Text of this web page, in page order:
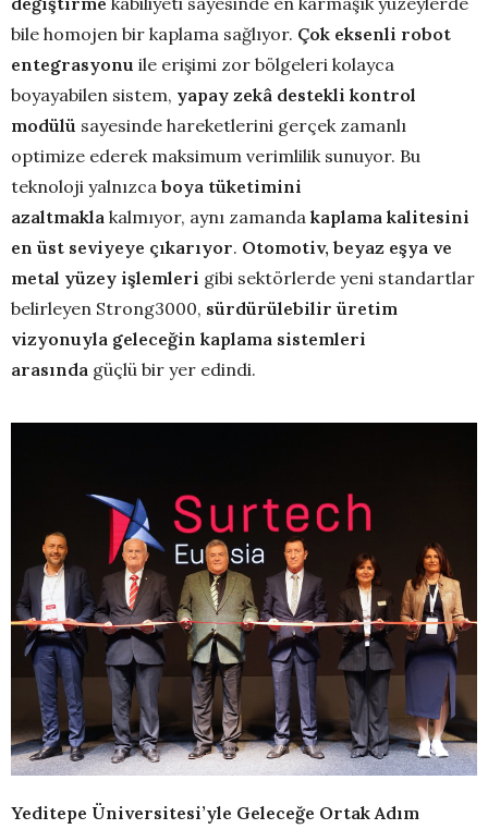
bile homojen bir kaplama sağlıyor. Çok eksenli robot
entegrasyonu ile erişimi zor bölgeleri kolayca
boyayabilen sistem, yapay zekâ destekli kontrol
modülü sayesinde hareketlerini gerçek zamanlı
optimize ederek maksimum verimlilik sunuyor. Bu
teknoloji yalnızca boya tüketimini
azaltmakla kalmıyor, aynı zamanda kaplama kalitesini
en üst seviyeye çıkarıyor. Otomotiv, beyaz eşya ve
metal yüzey işlemleri gibi sektörlerde yeni standartlar
belirleyen Strong3000, sürdürülebilir üretim
vizyonuyla geleceğin kaplama sistemleri
arasında güçlü bir yer edindi.
Yeditepe Üniversitesi’yle Geleceğe Ortak Adım